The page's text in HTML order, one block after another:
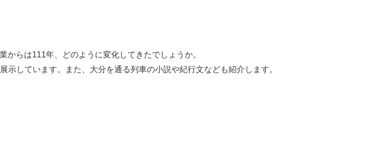
らは111年、どのように変化してきたでしょうか。
しています。また、大分を通る列車の小説や紀行文なども紹介します。